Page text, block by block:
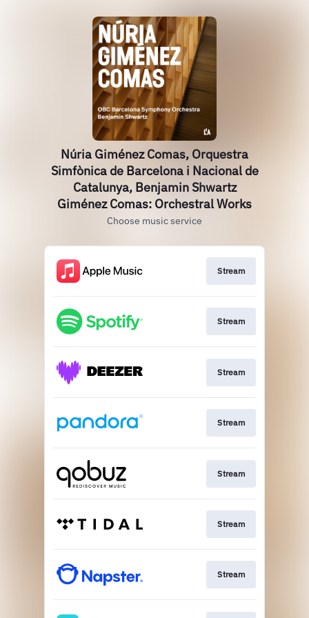
Núria Giménez Comas, Orquestra
Simfònica de Barcelona i Nacional de
Catalunya, Benjamin Shwartz
Giménez Comas: Orchestral Works
Choose music service
Stream
Stream
Stream
Stream
Stream
Stream
Stream